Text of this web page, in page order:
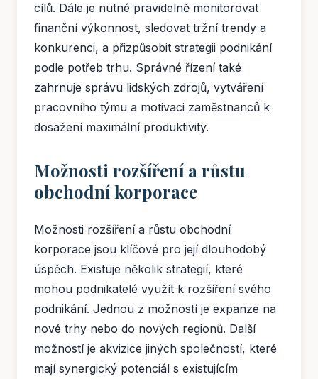
cílů. Dále je nutné pravidelně monitorovat
finanční výkonnost, sledovat tržní trendy a
konkurenci, a přizpůsobit strategii podnikání
podle potřeb trhu. Správné řízení také
zahrnuje správu lidských zdrojů, vytváření
pracovního týmu a motivaci zaměstnanců k
dosažení maximální produktivity.
Možnosti rozšíření a růstu
obchodní korporace
Možnosti rozšíření a růstu obchodní
korporace jsou klíčové pro její dlouhodobý
úspěch. Existuje několik strategií, které
mohou podnikatelé využít k rozšíření svého
podnikání. Jednou z možností je expanze na
nové trhy nebo do nových regionů. Další
možností je akvizice jiných společností, které
mají synergický potenciál s existujícím